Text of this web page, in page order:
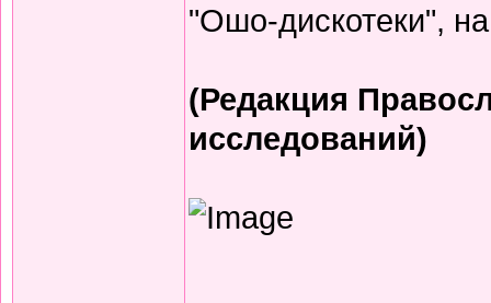
"Ошо-дискотеки",
(Редакция
исследований)